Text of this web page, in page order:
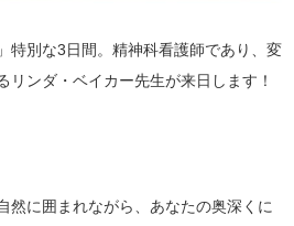
特別な3日間。精神科看護師であり、変
リンダ・ベイカー先生が来日します！
然に囲まれながら、あなたの奥深くに